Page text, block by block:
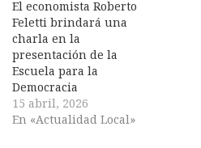
El economista Roberto
Feletti brindará una
charla en la
presentación de la
Escuela para la
Democracia
15 abril, 2026
En «Actualidad Local»